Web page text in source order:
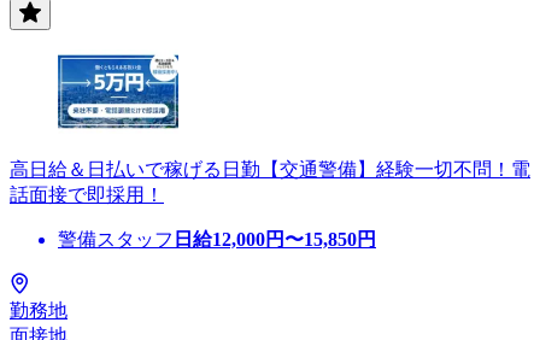
高日給＆日払いで稼げる日勤【交通警備】経験一切不問！電
話面接で即採用！
警備スタッフ 日給12,000円〜15,850円
勤務地
面接地